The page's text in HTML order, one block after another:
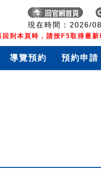
現在時間 : 2026/
回到本頁時，請按F5取得最新
導覽預約 預約申請